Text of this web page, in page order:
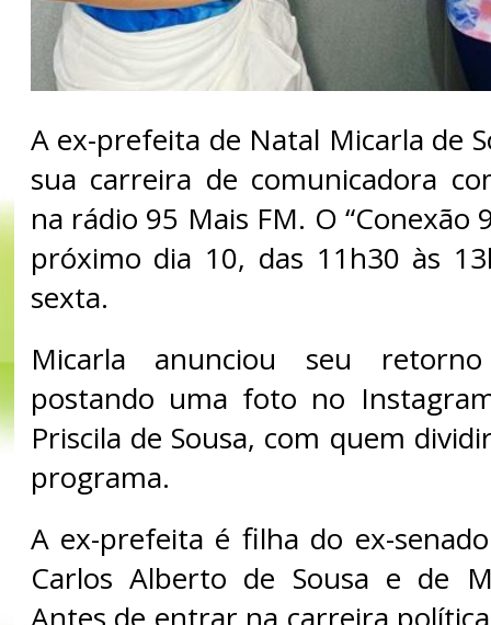
A ex-prefeita de Natal Micarla de
sua carreira de comunicadora
na rádio 95 Mais FM. O “Conexão
próximo dia 10, das 11h30 às
sexta.
Micarla anunciou seu
postando uma foto no
Priscila de Sousa, com quem
programa.
A ex-prefeita é filha do ex-
Carlos Alberto de Sousa e de